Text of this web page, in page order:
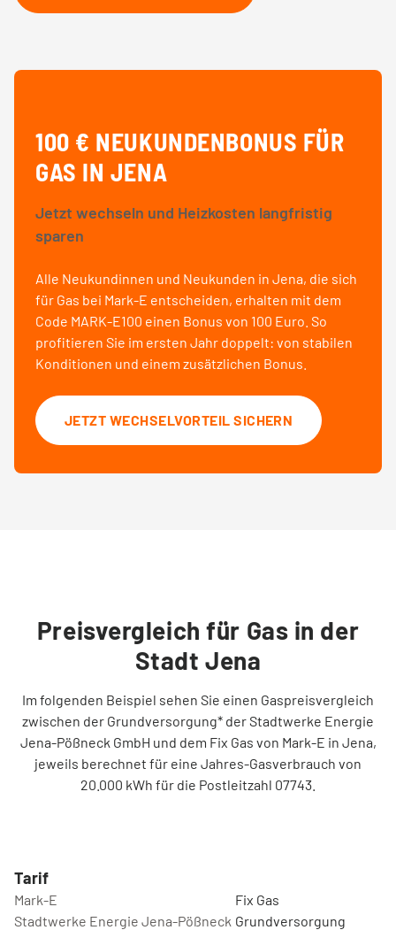
100 € NEUKUNDENBONUS FÜR
GAS IN JENA
Jetzt wechseln und Heizkosten langfristig
sparen
Alle Neukundinnen und Neukunden in Jena, die sich
für Gas bei Mark-E entscheiden, erhalten mit dem
Code MARK-E100 einen Bonus von 100 Euro. So
profitieren Sie im ersten Jahr doppelt: von stabilen
Konditionen und einem zusätzlichen Bonus.
JETZT WECHSELVORTEIL SICHERN
Preisvergleich für Gas in der
Stadt Jena
Im folgenden Beispiel sehen Sie einen Gaspreisvergleich
zwischen der Grundversorgung* der Stadtwerke Energie
Jena-Pößneck GmbH und dem Fix Gas von Mark-E in Jena,
jeweils berechnet für eine Jahres-Gasverbrauch von
20.000 kWh für die Postleitzahl 07743.
Tarif
Mark-E
Fix Gas
Stadtwerke Energie Jena-Pößneck Grundversorgung